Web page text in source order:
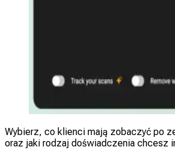
Wybierz, co klienci mają zobaczyć po
oraz jaki rodzaj doświadczenia chcesz